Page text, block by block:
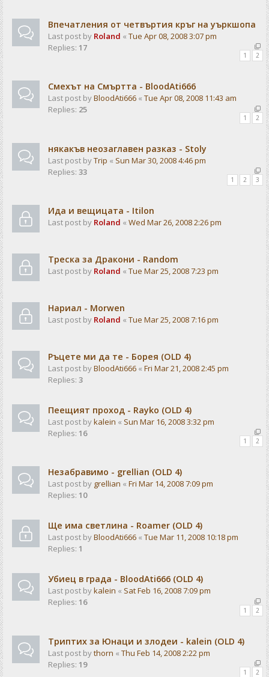
Впечатления от четвъртия кръг на уъркшопа
Last post by Roland « Tue Apr 08, 2008 3:07 pm
Replies: 17
1 2
Смехът на Смъртта - BloodAti666
Last post byBloodAti666 « Tue Apr 08, 2008 11:43 am
Replies: 25
1 2
някакъв неозаглавен разказ - Stoly
Last post byTrip « Sun Mar 30, 2008 4:46 pm
Replies: 33
1 2 3
Ида и вещицата - Itilon
Last post by Roland « Wed Mar 26, 2008 2:26 pm
Треска за Дракони - Random
Last post by Roland « Tue Mar 25, 2008 7:23 pm
Нариал - Morwen
Last post by Roland « Tue Mar 25, 2008 7:16 pm
Ръцете ми да те - Борея (OLD 4)
Last post byBloodAti666 « Fri Mar 21, 2008 2:45 pm
Replies: 3
Пеещият проход - Rayko (OLD 4)
Last post bykalein « Sun Mar 16, 2008 3:32 pm
Replies: 16
1 2
Незабравимо - grellian (OLD 4)
Last post by grellian « Fri Mar 14, 2008 7:09 pm
Replies: 10
Ще има светлина - Rоаmer (OLD 4)
Last post byBloodAti666 « Tue Mar 11, 2008 10:18 pm
Replies: 1
Убиец в града - BloodAti666 (OLD 4)
Last post bykalein « Sat Feb 16, 2008 7:09 pm
Replies: 16
1 2
Триптих за Юнаци и злодеи - kalein (OLD 4)
Last post bythorn « Thu Feb 14, 2008 2:22 pm
Replies: 19
1 2